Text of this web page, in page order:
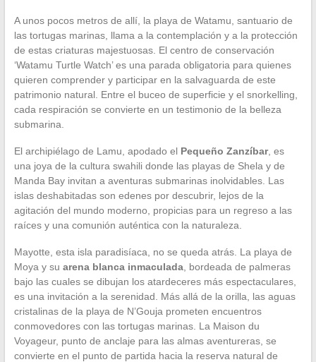
A unos pocos metros de allí, la playa de Watamu, santuario de
las tortugas marinas, llama a la contemplación y a la protección
de estas criaturas majestuosas. El centro de conservación
‘Watamu Turtle Watch’ es una parada obligatoria para quienes
quieren comprender y participar en la salvaguarda de este
patrimonio natural. Entre el buceo de superficie y el snorkelling,
cada respiración se convierte en un testimonio de la belleza
submarina.
El archipiélago de Lamu, apodado el Pequeño Zanzíbar, es
una joya de la cultura swahili donde las playas de Shela y de
Manda Bay invitan a aventuras submarinas inolvidables. Las
islas deshabitadas son edenes por descubrir, lejos de la
agitación del mundo moderno, propicias para un regreso a las
raíces y una comunión auténtica con la naturaleza.
Mayotte, esta isla paradisíaca, no se queda atrás. La playa de
Moya y su arena blanca inmaculada, bordeada de palmeras
bajo las cuales se dibujan los atardeceres más espectaculares,
es una invitación a la serenidad. Más allá de la orilla, las aguas
cristalinas de la playa de N’Gouja prometen encuentros
conmovedores con las tortugas marinas. La Maison du
Voyageur, punto de anclaje para las almas aventureras, se
convierte en el punto de partida hacia la reserva natural de